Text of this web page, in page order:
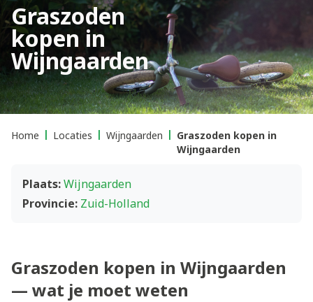
Graszoden
kopen in
Wijngaarden
Home Locaties Wijngaarden
Graszoden kopen in
Wijngaarden
Plaats:Wijngaarden
Provincie: Zuid-Holland
Graszoden kopen in Wijngaarden
— wat je moet weten